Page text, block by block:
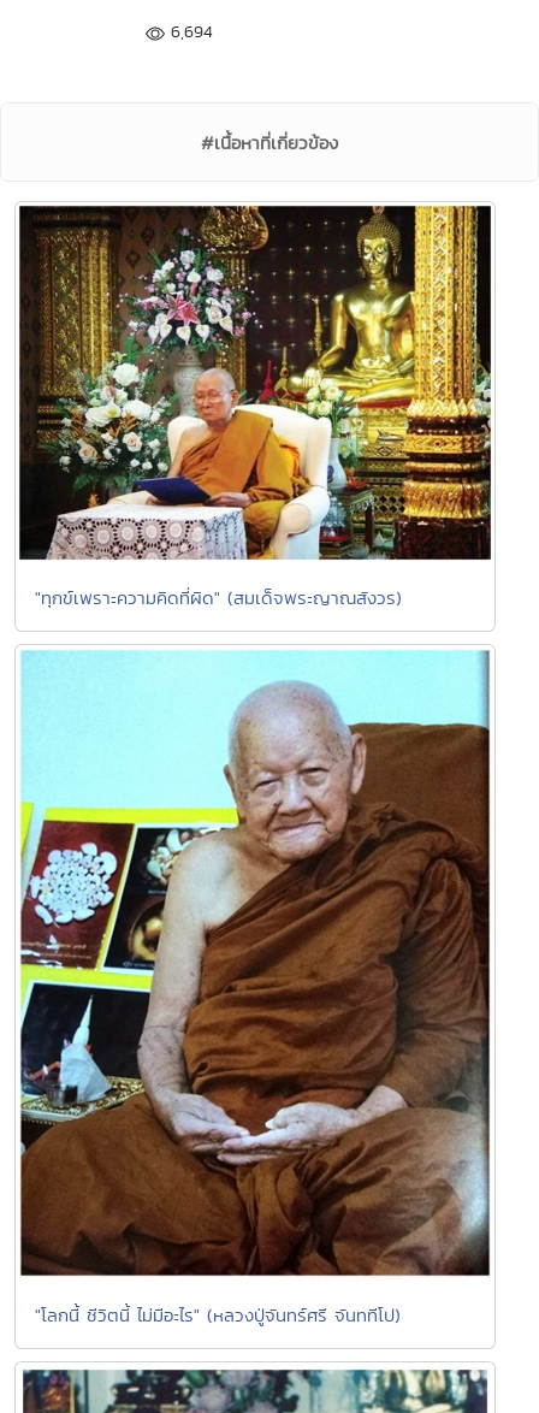
6,694
#เนื้อหาที่เกี่ยวข้อง
"ทุกข์เพราะความคิดที่ผิด" (สมเด็จพระญาณสังวร)
"โลกนี้ ชีวิตนี้ ไม่มีอะไร" (หลวงปู่จันทร์ศรี จันททีโป)